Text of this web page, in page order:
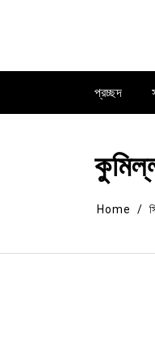
প্রচ্ছদ
Home